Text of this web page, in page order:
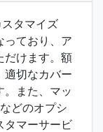
スタマイズ
っており、ア
だけます。額
適切なカバー
。また、マッ
どのオプシ
タマーサービ